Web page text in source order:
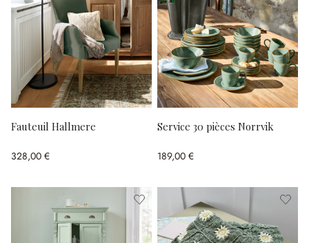
Fauteuil Hallmere
328,00 €
Service 30 pièces Norrvik
189,00 €